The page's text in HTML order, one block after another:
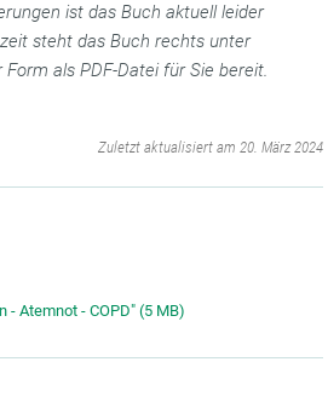
ist das Buch aktuell leider
steht das Buch rechts unter
Form als PDF-Datei für Sie bereit.
Zuletzt aktualisiert am 20. März 2024
- Atemnot - COPD" (5 MB)